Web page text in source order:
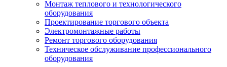
Монтаж теплового и технологического
оборудования
Проектирование торгового объекта
Электромонтажные работы
Ремонт торгового оборудования
Техническое обслуживание профессионального
оборудования